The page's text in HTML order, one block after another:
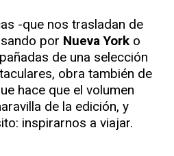
-que nos trasladan de
por Nueva York o
de una selección
obra también de
hace que el volumen
de la edición, y
inspirarnos a viajar.